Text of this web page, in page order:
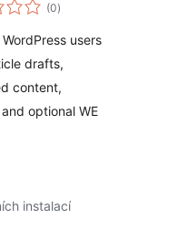
(0hodnocení
)
users
drafts,
content,
optional WE
instalací